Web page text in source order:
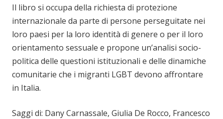
Il libro si occupa della richiesta di protezione
internazionale da parte di persone perseguitate nei
loro paesi per la loro identità di genere o per il loro
orientamento sessuale e propone un’analisi socio-
politica delle questioni istituzionali e delle dinamiche
comunitarie che i migranti LGBT devono affrontare
in Italia.
Saggi di: Dany Carnassale, Giulia De Rocco, Francesco